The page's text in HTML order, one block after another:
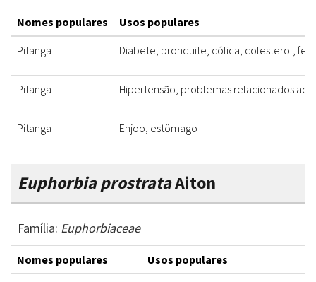
Nomes populares
Usos populares
Pitanga
Diabete, bronquite, cólica, colesterol,
Pitanga Hipertensão, problemas relacionados aos
Pitanga Enjoo, estômago
Euphorbia prostrataAiton
Família: Euphorbiaceae
Nomes populares
Usos populares